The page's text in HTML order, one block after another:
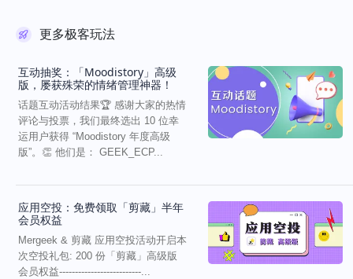
更多极客玩法
互动抽奖：「Moodistory」高级
版，屡获殊荣的情绪管理神器！
话题互动活动结果🏆 感谢大家的热情
评论与投票，我们最终选出 10 位幸
运用户获得 “Moodistory 年度高级
版”。👏 他们是： GEEK_ECP...
应用空投：免费领取「剪藏」半年
会员权益
Mergeek & 剪藏 应用空投活动开启本
次空投礼包: 200 份「剪藏」高级版
会员权益--------------------------...